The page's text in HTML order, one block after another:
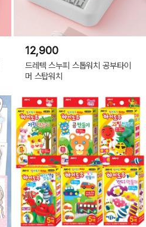
12,900
드레텍 스누피 스톱워치 공부타이
머 스탑워치